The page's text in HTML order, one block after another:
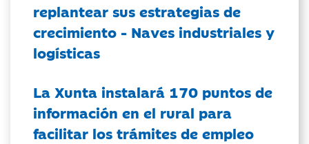
replantear sus estrategias de
crecimiento - Naves industriales y
logísticas
La Xunta instalará 170 puntos de
información en el rural para
facilitar los trámites de empleo